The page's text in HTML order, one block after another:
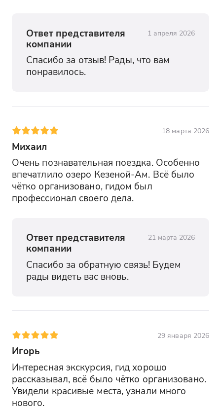
Ответ представителя
компании
1 апреля 2026
Спасибо за отзыв! Рады, что вам
понравилось.
18 марта 2026
Михаил
Очень познавательная поездка. Особенно
впечатлило озеро Кезеной-Ам. Всё было
чётко организовано, гидом был
профессионал своего дела.
Ответ представителя
компании
21 марта 2026
Спасибо за обратную связь! Будем
рады видеть вас вновь.
29 января 2026
Игорь
Интересная экскурсия, гид хорошо
рассказывал, всё было чётко организовано.
Увидели красивые места, узнали много
нового.